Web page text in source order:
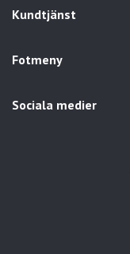
Kundtjänst
Fotmeny
Sociala medier